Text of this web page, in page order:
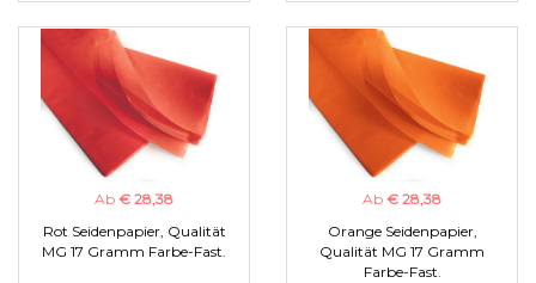
Ab € 28,38
Rot Seidenpapier, Qualität
MG 17 Gramm Farbe-Fast.
Ab € 28,38
Orange Seidenpapier,
Qualität MG 17 Gramm
Farbe-Fast.